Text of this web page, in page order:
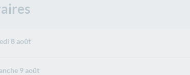
8 août
9 août